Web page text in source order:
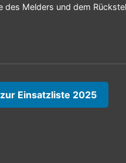
Melders und dem
Einsatzliste 2025